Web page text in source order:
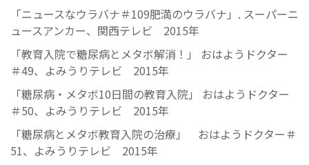
「ニュースなウラバナ＃109肥満のウラバナ」. スーパーニ
ュースアンカー、関西テレビ 2015年
「教育入院で糖尿病とメタボ解消！」 おはようドクター
＃49、よみうりテレビ 2015年
「糖尿病・メタボ10日間の教育入院」 おはようドクター
＃50、よみうりテレビ 2015年
「糖尿病とメタボ教育入院の治療」 おはようドクター＃
51、よみうりテレビ 2015年